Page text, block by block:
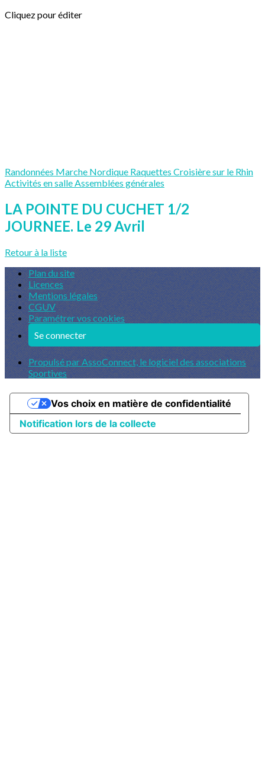
Cliquez pour éditer
Randonnées Marche Nordique Raquettes Croisière sur le Rhin
Activités en salleAssemblées générales
LA POINTE DU CUCHET 1/2
JOURNEE. Le 29 Avril
Retour à la liste
Plan du site
Licences
Mentions légales
CGUV
Paramétrer vos cookies
Se connecter
Propulsé par AssoConnect, le logiciel des associations
Sportives
Notification lors de la collecte
Vos choix en matière de confidentialité